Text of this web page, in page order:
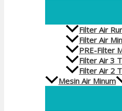
Filter Air
Filter Air
PRE-Filter
Filter Air 3
Filter Air 2
Mesin Air Minum